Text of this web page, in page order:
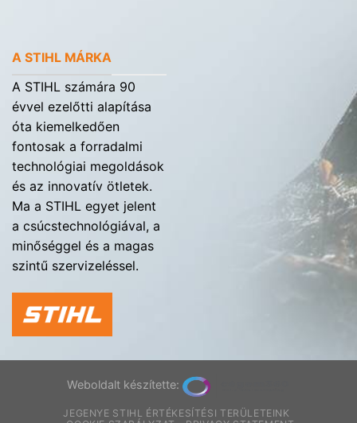
A STIHL MÁRKA
A STIHL számára 90
évvel ezelőtti alapítása
óta kiemelkedően
fontosak a forradalmi
technológiai megoldások
és az innovatív ötletek.
Ma a STIHL egyet jelent
a csúcstechnológiával, a
minőséggel és a magas
szintű szervizeléssel.
Weboldalt készítette:
JEGENYE STIHL ÉRTÉKESÍTÉSI TERÜLETEINK